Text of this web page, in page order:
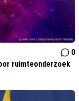
0
ruimteonderzoek